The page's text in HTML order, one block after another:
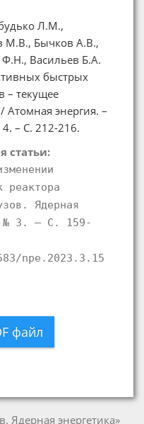
Л.М.,
М.В., Бычков А.В.,
Васильев Б.А.
быстрых
– текущее
Атомная энергия. –
– С. 212-216.
статьи:
реактора
Ядерная
№ 3. – С. 159-
npe.2023.3.15
файл
Ядерная энергетика»